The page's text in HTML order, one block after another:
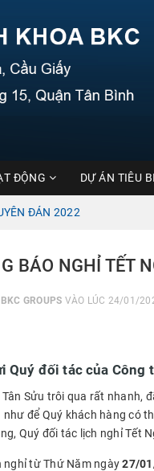
ĐỘNG DỰ ÁN TIÊU
ĐÁN 2022
BÁO NGHỈ TẾT
BKC GROUPS VÀO LÚC 24/01/
Quý đối tác của Công
Sửu trôi qua rất nhanh,
như để Quý khách hàng có
Quý đối tác lịch nghỉ Tết
nghỉ từ Thứ Năm ngày27/